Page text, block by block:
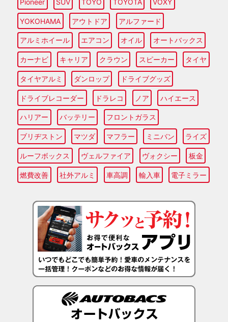
Pioneer SUV TOYO TOYOTA VOXY
YOKOHAMA アウトドア アルファード
アルミホイール エアコン オイル オートバックス
カーナビ キャリア クラウン スピーカー タイヤ
タイヤアルミ ダンロップ ドライブグッズ
ドライブレコーダー ドラレコ ノア ハイエース
ハリアー バッテリー フロントガラス
ブリヂストン マツダ マフラー ミニバン ライズ
ルーフボックス ヴェルファイア ヴォクシー 板金
燃費改善 社外アルミ 車高調 輸入車 電子ミラー